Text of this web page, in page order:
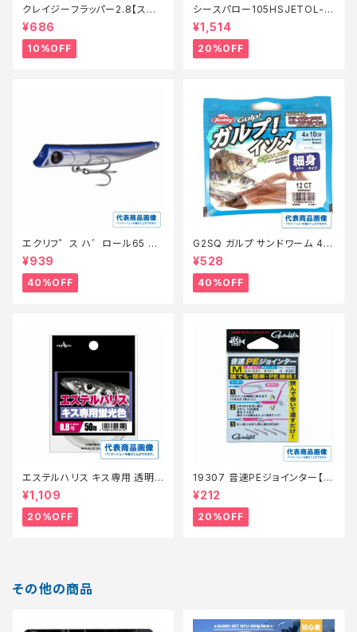
クレイジーフラッパー2.8【スタッ
フ永徳浜名湖セレクト】【10】
¥686
10%OFF
シースパロー105HSJETOL-3
10N【特価ルアー】【20】
¥1,514
20%OFF
エクリフ゜ス ハ゛ロール65 #0
10 ク゛ローホ゛ラ【特価ルア
ー】【40】
¥939
40%OFF
G2SQ ガルプ サンドワーム 4イ
ンチ イソメ細身青イソメ(Cam
o)【特価餌】【40】
¥528
40%OFF
エステルハリス キス専用 透明 5
0m 0.6
¥1,109
20%OFF
19307 音速PEジョインター【特
価仕掛】【20】
¥212
20%OFF
その他の商品